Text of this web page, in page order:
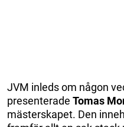
JVM inleds om någon
presenterade Tomas
mästerskapet. Den